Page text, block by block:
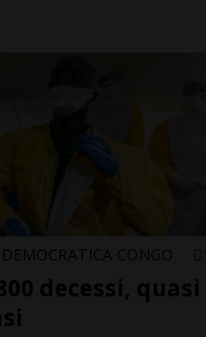
CONGO
decessi, quasi